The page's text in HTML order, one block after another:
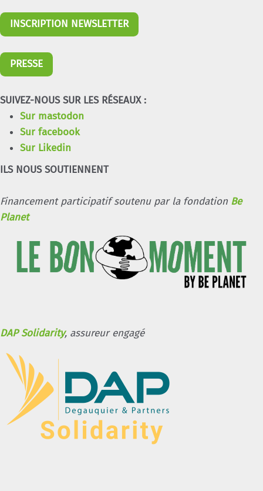
INSCRIPTION NEWSLETTER
PRESSE
SUIVEZ-NOUS SUR LES RÉSEAUX :
Sur mastodon
Sur facebook
Sur Likedin
ILS NOUS SOUTIENNENT
Financement participatif soutenu par la fondation Be
Planet
DAP Solidarity, assureur engagé